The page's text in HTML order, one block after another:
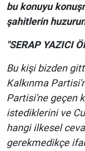
bu konuyu
şahitlerin
"SERAP YAZICI
Bu kişi bizden
Kalkınma
Partisi'ne geçen
istediklerini ve
hangi ilkesel
gerekmedikçe